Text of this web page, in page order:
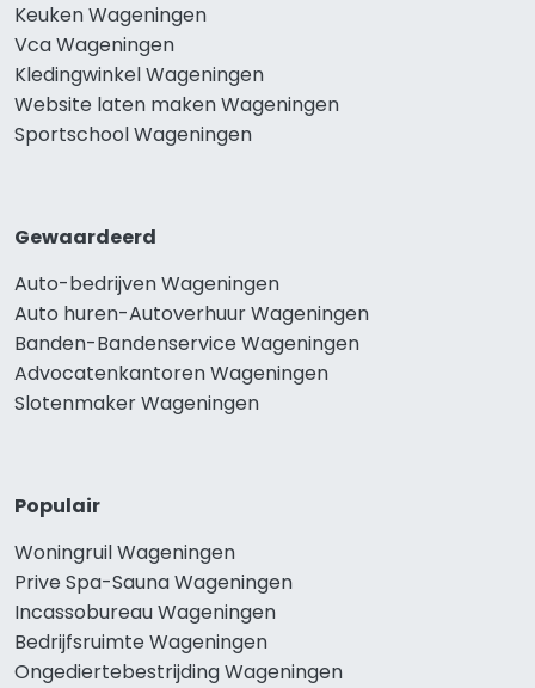
Keuken Wageningen
Vca Wageningen
Kledingwinkel Wageningen
Website laten maken Wageningen
Sportschool Wageningen
Gewaardeerd
Auto-bedrijven Wageningen
Auto huren-Autoverhuur Wageningen
Banden-Bandenservice Wageningen
Advocatenkantoren Wageningen
Slotenmaker Wageningen
Populair
Woningruil Wageningen
Prive Spa-Sauna Wageningen
Incassobureau Wageningen
Bedrijfsruimte Wageningen
Ongediertebestrijding Wageningen